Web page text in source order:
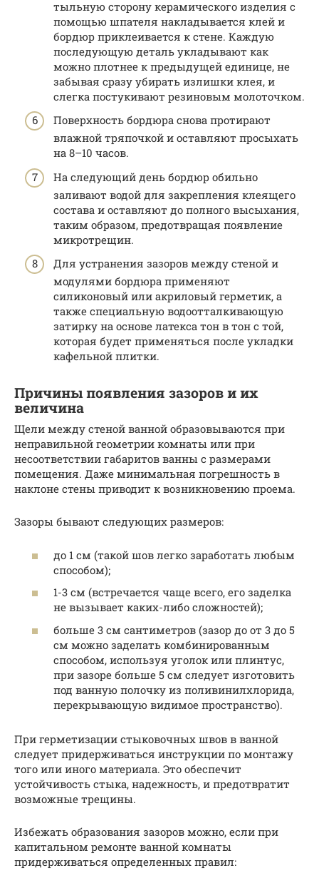
тыльную сторону керамического изделия с
помощью шпателя накладывается клей и
бордюр приклеивается к стене. Каждую
последующую деталь укладывают как
можно плотнее к предыдущей единице, не
забывая сразу убирать излишки клея, и
слегка постукивают резиновым молоточком.
Поверхность бордюра снова протирают
влажной тряпочкой и оставляют просыхать
на 8–10 часов.
На следующий день бордюр обильно
заливают водой для закрепления клеящего
состава и оставляют до полного высыхания,
таким образом, предотвращая появление
микротрещин.
Для устранения зазоров между стеной и
модулями бордюра применяют
силиконовый или акриловый герметик, а
также специальную водоотталкивающую
затирку на основе латекса тон в тон с той,
которая будет применяться после укладки
кафельной плитки.
Причины появления зазоров и их
величина
Щели между стеной ванной образовываются при
неправильной геометрии комнаты или при
несоответствии габаритов ванны с размерами
помещения. Даже минимальная погрешность в
наклоне стены приводит к возникновению проема.
Зазоры бывают следующих размеров:
до 1 см (такой шов легко заработать любым
способом);
1-3 см (встречается чаще всего, его заделка
не вызывает каких-либо сложностей);
больше 3 см сантиметров (зазор до от 3 до 5
см можно заделать комбинированным
способом, используя уголок или плинтус,
при зазоре больше 5 см следует изготовить
под ванную полочку из поливинилхлорида,
перекрывающую видимое пространство).
При герметизации стыковочных швов в ванной
следует придерживаться инструкции по монтажу
того или иного материала. Это обеспечит
устойчивость стыка, надежность, и предотвратит
возможные трещины.
Избежать образования зазоров можно, если при
капитальном ремонте ванной комнаты
придерживаться определенных правил: